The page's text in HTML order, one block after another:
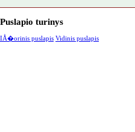
Puslapio turinys
IÅ�orinis puslapis Vidinis puslapis